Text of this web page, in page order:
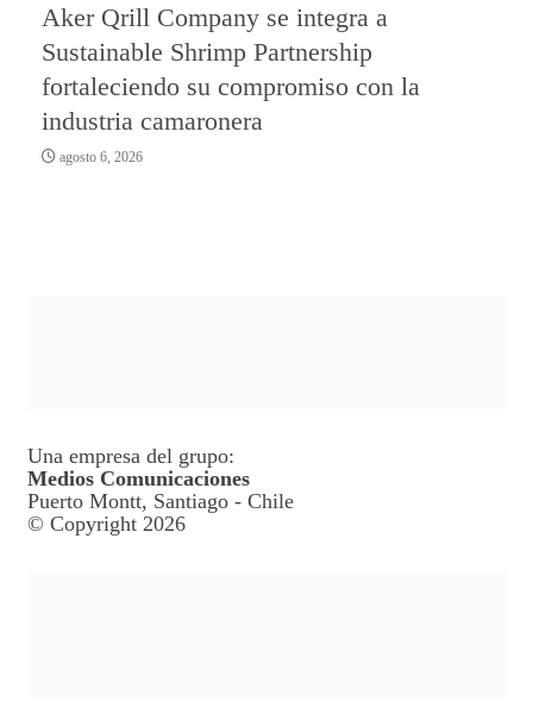
Aker Qrill Company se integra a
Sustainable Shrimp Partnership
fortaleciendo su compromiso con la
industria camaronera
agosto 6, 2026
Una empresa del grupo:
Medios Comunicaciones
Puerto Montt, Santiago - Chile
© Copyright 2026